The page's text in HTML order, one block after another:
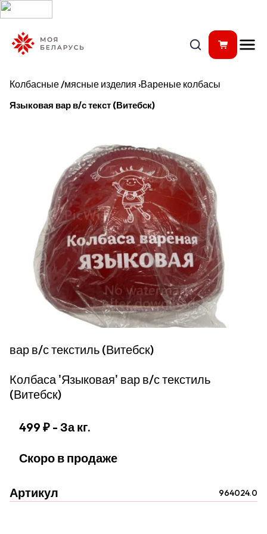
Колбасные /мясные изделия ›Вареные колбасы
Языковая вар в/с текст (Витебск)
вар в/с текстиль (Витебск)
Колбаса 'Языковая' вар в/с текстиль
(Витебск)
499 ₽ - За кг.
Скоро в продаже
Артикул 964024.0